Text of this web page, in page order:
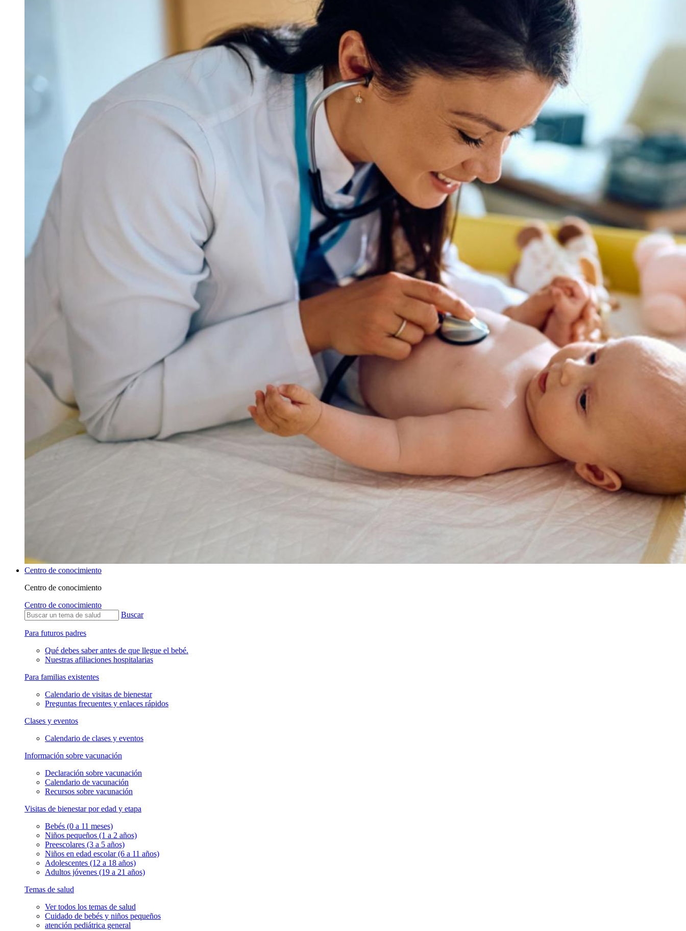
Centro de conocimiento
Centro de conocimiento
Centro de conocimiento
Buscar
Para futuros padres
Qué debes saber antes de que llegue el bebé.
Nuestras afiliaciones hospitalarias
Para familias existentes
Calendario de visitas de bienestar
Preguntas frecuentes y enlaces rápidos
Clases y eventos
Calendario de clases y eventos
Información sobre vacunación
Declaración sobre vacunación
Calendario de vacunación
Recursos sobre vacunación
Visitas de bienestar por edad y etapa
Bebés (0 a 11 meses)
Niños pequeños (1 a 2 años)
Preescolares (3 a 5 años)
Niños en edad escolar (6 a 11 años)
Adolescentes (12 a 18 años)
Adultos jóvenes (19 a 21 años)
Temas de salud
Ver todos los temas de salud
Cuidado de bebés y niños pequeños
atención pediátrica general